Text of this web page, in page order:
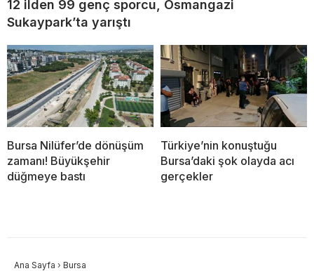
12 ilden 99 genç sporcu, Osmangazi
Sukaypark’ta yarıştı
Bursa Nilüfer’de dönüşüm
zamanı! Büyükşehir
düğmeye bastı
Türkiye’nin konuştuğu
Bursa’daki şok olayda acı
gerçekler
Ana Sayfa › Bursa